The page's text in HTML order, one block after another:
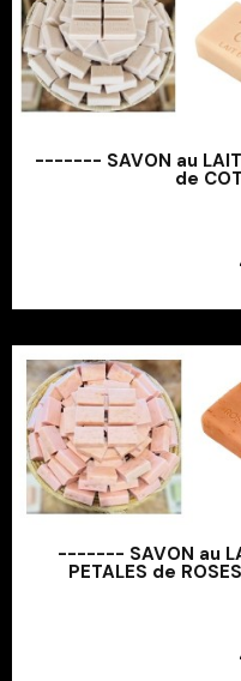
------- SAVON au
de
------- SAVON au
PETALES de